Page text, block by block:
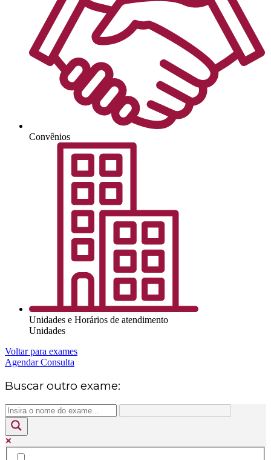
Convênios
Unidades e Horários de atendimento
Unidades
Voltar para exames
Agendar Consulta
Buscar outro exame: